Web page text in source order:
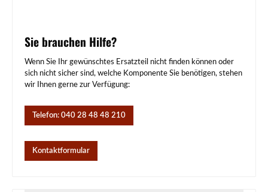
Sie brauchen Hilfe?
Wenn Sie Ihr gewünschtes Ersatzteil nicht finden können oder
sich nicht sicher sind, welche Komponente Sie benötigen, stehen
wir Ihnen gerne zur Verfügung:
Telefon: 040 28 48 48 210
Kontaktformular